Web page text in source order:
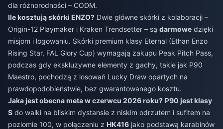
dla różnorodności – CODM.
Ile kosztują skórki ENZO? Dwie główne skórki z kolaboracji –
Origin-12 Playmaker i Kraken Trendsetter – są darmowe dzięki
misjom i logowaniu. Skórki premium klasy Eternal (Ethan Enzo
Rising Star, FAL Glory Cup) wymagają zakupu Peak Pitch Pass,
podczas gdy ekskluzywne elementy z gachy, takie jak P90
Maestro, pochodzą z losowań Lucky Draw opartych na
prawdopodobieństwie, bez gwarantowanego kosztu.
Jaka jest obecna meta w czerwcu 2026 roku? P90 jest klasy
S do walki na bliskim dystansie z niskim odrzutem i sufitem na
poziomie 100, w połączeniu z HK416 jako podstawą karabinów